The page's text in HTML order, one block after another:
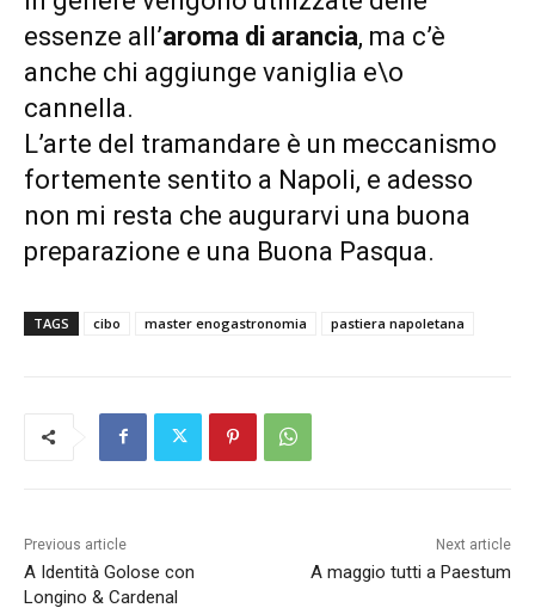
essenze all’aroma di arancia, ma c’è
anche chi aggiunge vaniglia e\o
cannella.
L’arte del tramandare è un meccanismo
fortemente sentito a Napoli, e adesso
non mi resta che augurarvi una buona
preparazione e una Buona Pasqua.
TAGS cibo master enogastronomia pastiera napoletana
Previous article
A Identità Golose con
Longino & Cardenal
Next article
A maggio tutti a Paestum